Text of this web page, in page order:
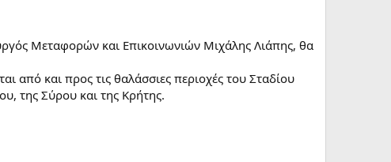
Μεταφορών και Επικοινωνιών Μιχάλης Λιάπης, θα
από και προς τις θαλάσσιες περιοχές του Σταδίου
της Σύρου και της Kρήτης.